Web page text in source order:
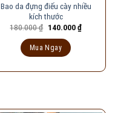
Bao da đựng điếu cày nhiều
kích thước
180.000₫ Giá
180.000 ₫.
140.000₫Giá
hiện
Mua Ngay